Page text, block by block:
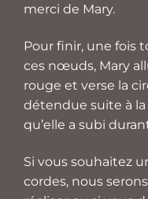
merci de Mary.
Pour finir, une fois
ces nœuds, Mary
rouge et verse la
détendue suite à
qu’elle a subi
Si vous souhaitez
cordes, nous